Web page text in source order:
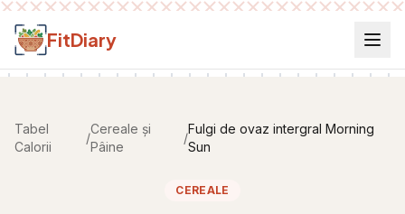
Salt la conținut
FitDiary
Tabel
Calorii
/
Cereale și
Pâine
/
Fulgi de ovaz intergral Morning
Sun
CEREALE